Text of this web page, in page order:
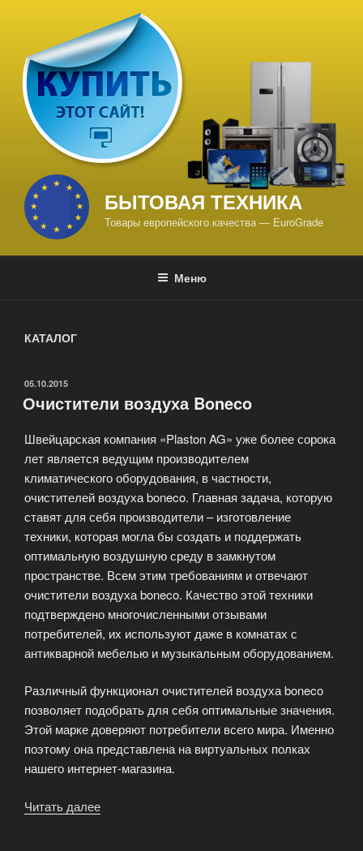
содержимому
БЫТОВАЯ ТЕХНИКА
Товары европейского качества — EuroGrade
Меню
КАТАЛОГ
ОПУБЛИКОВАНО
05.10.2015
Очистители воздуха Boneco
Швейцарская компания «Plaston AG» уже более сорока
лет является ведущим производителем
климатического оборудования, в частности,
очистителей воздуха boneco. Главная задача, которую
ставят для себя производители – изготовление
техники, которая могла бы создать и поддержать
оптимальную воздушную среду в замкнутом
пространстве. Всем этим требованиям и отвечают
очистители воздуха boneco. Качество этой техники
подтверждено многочисленными отзывами
потребителей, их используют даже в комнатах с
антикварной мебелью и музыкальным оборудованием.
Различный функционал очистителей воздуха boneco
позволяет подобрать для себя оптимальные значения.
Этой марке доверяют потребители всего мира. Именно
поэтому она представлена на виртуальных полках
нашего интернет-магазина.
Читать далее